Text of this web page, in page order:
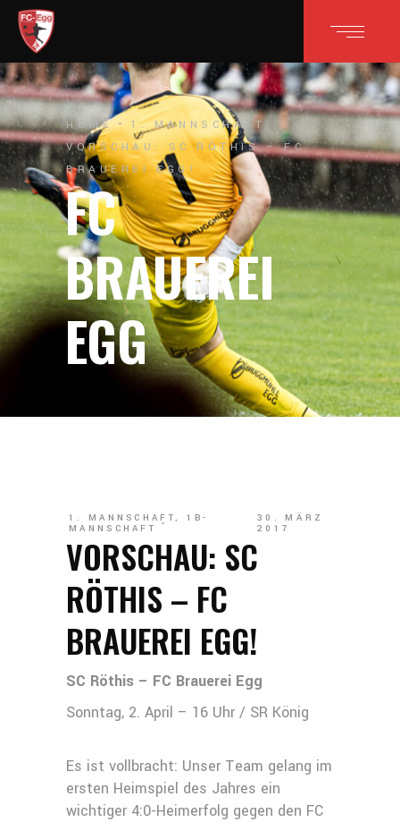
HOME
1. MANNSCHAFT
VORSCHAU: SC RÖTHIS – FC
BRAUEREI EGG!
FC
BRAUEREI
EGG
1. MANNSCHAFT, 1B-
MANNSCHAFT
30. MÄRZ
2017
VORSCHAU: SC
RÖTHIS – FC
BRAUEREI EGG!
SC Röthis – FC Brauerei Egg
Sonntag, 2. April – 16 Uhr / SR König
Es ist vollbracht: Unser Team gelang im
ersten Heimspiel des Jahres ein
wichtiger 4:0-Heimerfolg gegen den FC